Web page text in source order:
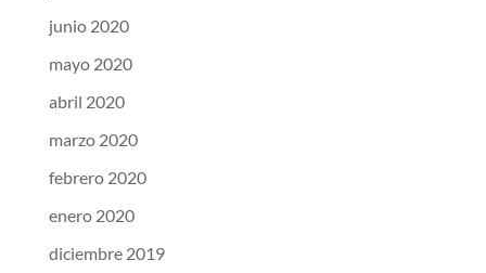
junio 2020
mayo 2020
abril 2020
marzo 2020
febrero 2020
enero 2020
diciembre 2019